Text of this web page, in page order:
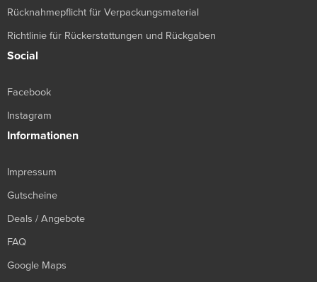
Rücknahmepflicht für Verpackungsmaterial
Richtlinie für Rückerstattungen und Rückgaben
Social
Facebook
Instagram
Informationen
Impressum
Gutscheine
Deals / Angebote
FAQ
Google Maps